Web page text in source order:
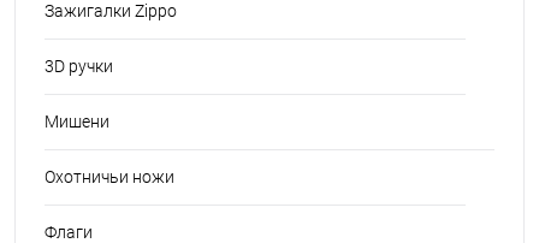
Зажигалки Zippo
3D ручки
Мишени
Охотничьи ножи
Флаги